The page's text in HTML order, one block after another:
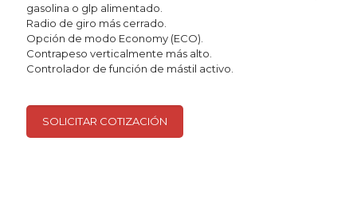
gasolina o glp alimentado.
Radio de giro más cerrado.
Opción de modo Economy (ECO).
Contrapeso verticalmente más alto.
Controlador de función de mástil activo.
SOLICITAR COTIZACIÓN